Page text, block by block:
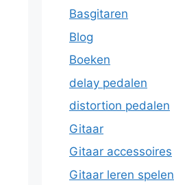
Basgitaren
Blog
Boeken
delay pedalen
distortion pedalen
Gitaar
Gitaar accessoires
Gitaar leren spelen